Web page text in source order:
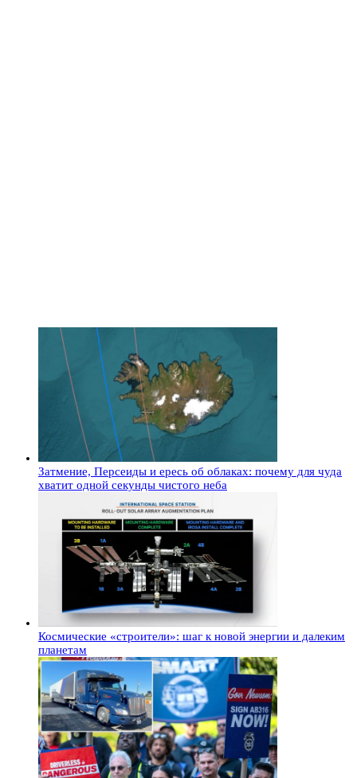
Затмение, Персеиды и ересь об облаках: почему для чуда
хватит одной секунды чистого неба
Космические «строители»: шаг к новой энергии и далеким
планетам